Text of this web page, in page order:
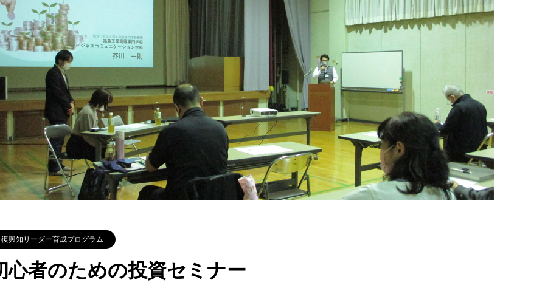
復興知リーダー育成プログラム
心者のための投資セミナー